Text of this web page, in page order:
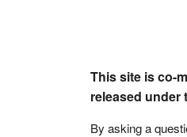
This site is co-
released under
By asking a